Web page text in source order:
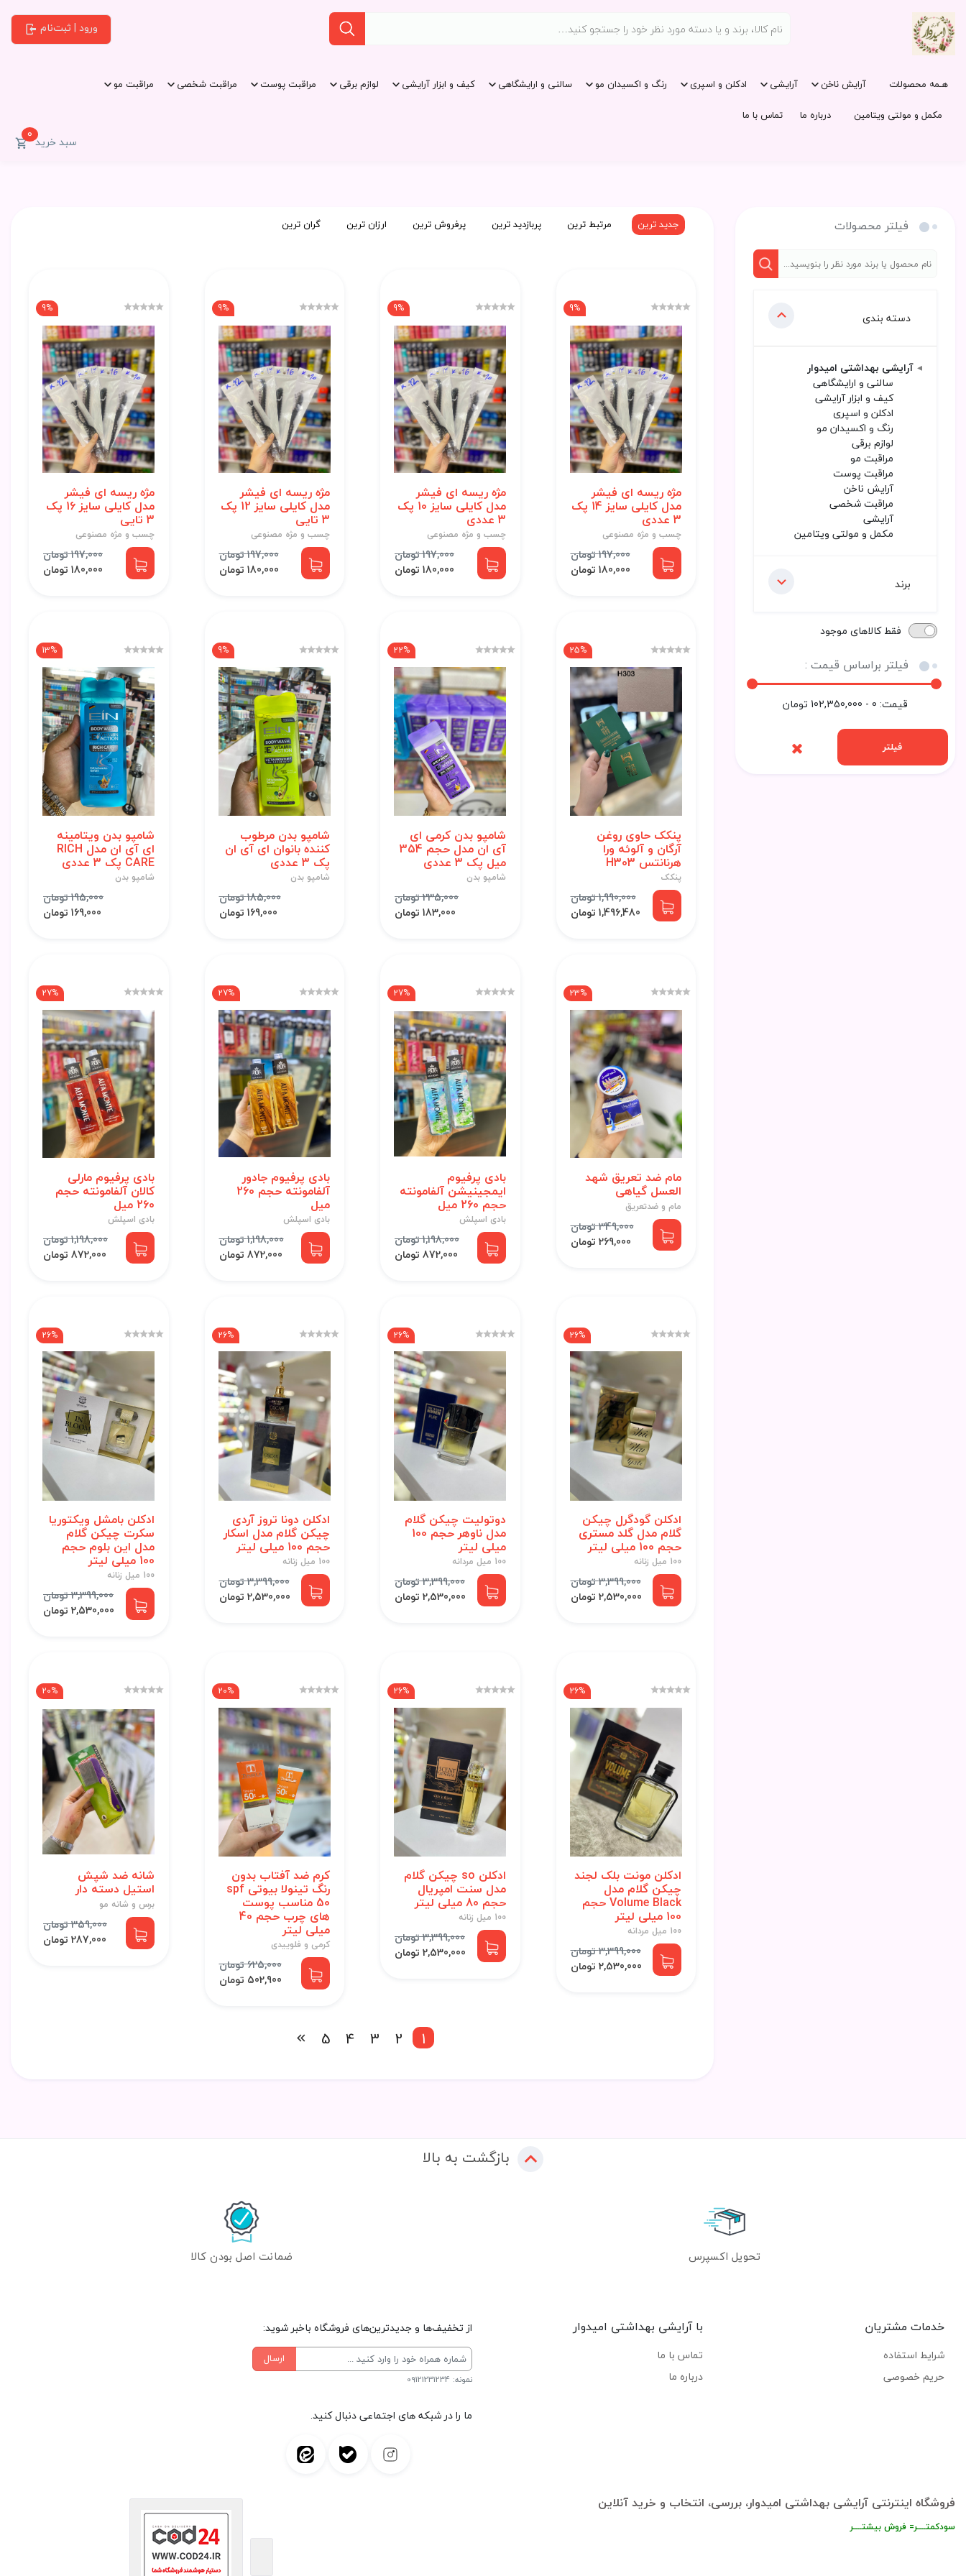
ورود | ثبت‌نام
هـمه محصولات آرایش ناخن آرایشی ادکلن و اسپری رنگ و اکسیدان مو سالنی و ارایشگاهی کیف و ابزار آرایشی لوازم برقی مراقبت پوست مراقبت شخصی
مراقبت مو
مکمل و مولتی ویتامین
درباره ما تماس با ما
سبد خرید0
فیلتر محصولات
دسته بندی
آرایشی بهداشتی امیدوار
سالنی و ارایشگاهی
کیف و ابزار آرایشی
ادکلن و اسپری
رنگ و اکسیدان مو
لوازم برقی
مراقبت مو
مراقبت پوست
آرایش ناخن
مراقبت شخصی
آرایشی
مکمل و مولتی ویتامین
برند
فقط کالاهای موجود
فیلتر براساس قیمت :
قیمت: 0 - 102,350,000 تومان
فیلتر
جدید ترین مرتبط ترین پربازدید ترین پرفروش ترین ارزان ترین گران ترین
9%
مژه ریسه ای فیشر
مدل کایلی سایز 14 پک
3 عددی
چسب و مژه مصنوعی
197,000 تومان
180,000 تومان
9%
مژه ریسه ای فیشر
مدل کایلی سایز 10 پک
3 عددی
چسب و مژه مصنوعی
197,000 تومان
180,000 تومان
9%
مژه ریسه ای فیشر
مدل کایلی سایز 12 پک
3 تایی
چسب و مژه مصنوعی
197,000 تومان
180,000 تومان
9%
مژه ریسه ای فیشر
مدل کایلی سایز 16 پک
3 تایی
چسب و مژه مصنوعی
197,000 تومان
180,000 تومان
25%
پنکک حاوی روغن
آرگان و آلوئه ورا
هرنانتس H303
پنکک
1,990,000 تومان
1,496,480 تومان
22%
شامپو بدن کرمی ای
آی ان مدل حجم 354
میل پک 3 عددی
شامپو بدن
235,000 تومان
183,000 تومان
9%
شامپو بدن مرطوب
کننده بانوان ای آی ان
پک 3 عددی
شامپو بدن
185,000 تومان
169,000 تومان
13%
شامپو بدن ویتامینه
ای آی ان مدل RICH
CARE پک 3 عددی
شامپو بدن
195,000 تومان
169,000 تومان
23%
مام ضد تعریق شهد
العسل گیاهی
مام و ضدتعریق
349,000 تومان
269,000 تومان
27%
بادی پرفیوم
ایمجینیشن آلفامونته
حجم 260 میل
بادی اسپلش
1,198,000 تومان
872,000 تومان
27%
بادی پرفیوم جادور
آلفامونته حجم 260
میل
بادی اسپلش
1,198,000 تومان
872,000 تومان
27%
بادی پرفیوم مارلی
کالان آلفامونته حجم
260 میل
بادی اسپلش
1,198,000 تومان
872,000 تومان
26%
ادکلن گودگرل چیکن
گلام مدل گلد مستری
حجم 100 میلی لیتر
100 میل زنانه
3,399,000 تومان
2,530,000 تومان
26%
دوتولیت چیکن گلام
مدل ناوهر حجم 100
میلی لیتر
100 میل مردانه
3,399,000 تومان
2,530,000 تومان
26%
ادکلن دونا تروز آردی
چیکن گلام مدل اسکار
حجم 100 میلی لیتر
100 میل زنانه
3,399,000 تومان
2,530,000 تومان
26%
ادکلن بامشل ویکتوریا
سکرت چیکن گلام
مدل این بلوم حجم
100 میلی لیتر
100 میل زنانه
3,399,000 تومان
2,530,000 تومان
26%
ادکلن مونت بلک لجند
چیکن گلام مدل
Volume Black حجم
100 میلی لیتر
100 میل مردانه
3,399,000 تومان
2,530,000 تومان
26%
ادکلن so چیکن گلام
مدل سنت امپریال
حجم 80 میلی لیتر
100 میل زنانه
3,399,000 تومان
2,530,000 تومان
20%
کرم ضد آفتاب بدون
رنگ تینولا بیوتی spf
50 مناسب پوست
های چرب حجم 40
میلی لیتر
کرمی و فلوییدی
625,000 تومان
502,900 تومان
20%
شانه ضد شپش
استیل دسته دار
برس و شانه مو
359,000 تومان
287,000 تومان
1
2
3
4
5
بازگشت به بالا
تحویل اکسپرس ضمانت اصل بودن کالا
خدمات مشتریان
شرایط استفاده
حریم خصوصی
با آرایشی بهداشتی امیدوار
تماس با ما
درباره ما
از تخفیف‌ها و جدیدترین‌های فروشگاه باخبر شوید:
ارسال
نمونه: 09121231234
ما را در شبکه های اجتماعی دنبال کنید.
فروشگاه اینترنتی آرایشی بهداشتی امیدوار، بررسی، انتخاب و خرید آنلاین
سودکمتــــر= فروش بیشتــــر